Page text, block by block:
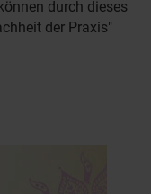
durch dieses
der Praxis"